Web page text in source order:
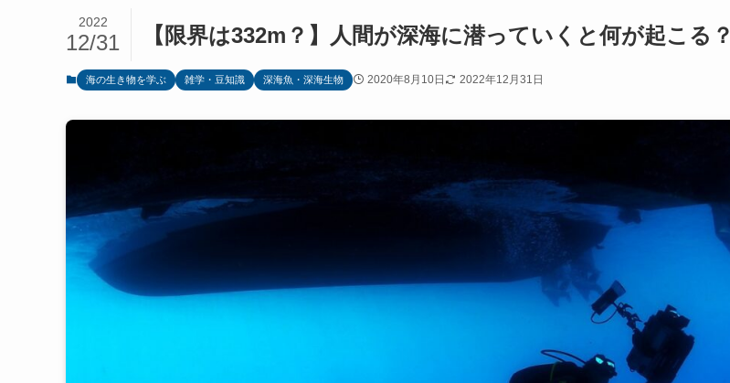
【限界は332m？】人間が深海に潜っていくと何が起こる？
2022
12/31
海の生き物を学ぶ 雑学・豆知識 深海魚・深海生物 2020年8月10日 2022年12月31日